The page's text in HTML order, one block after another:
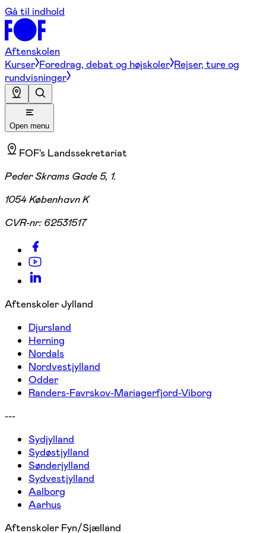
Gå til indhold
Aftenskolen
Kurser Foredrag, debat og højskoler Rejser, ture og
rundvisninger
Open menu
FOF's Landssekretariat
Peder Skrams Gade 5, 1.
1054 København K
CVR-nr: 62531517
Aftenskoler Jylland
Djursland
Herning
Nordals
Nordvestjylland
Odder
Randers-Favrskov-Mariagerfjord-Viborg
---
Sydjylland
Sydøstjylland
Sønderjylland
Sydvestjylland
Aalborg
Aarhus
Aftenskoler Fyn/Sjælland